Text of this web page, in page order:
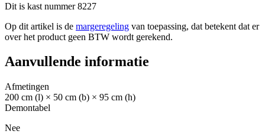
Dit is kast nummer 8227
Op dit artikel is de margeregeling van toepassing, dat betekent dat er
over het product geen BTW wordt gerekend.
Aanvullende informatie
Afmetingen
200 cm (l) × 50 cm (b) × 95 cm (h)
Demontabel
Nee